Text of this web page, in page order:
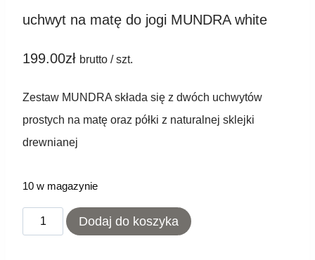
uchwyt na matę do jogi MUNDRA white
199.00zł brutto / szt.
Zestaw MUNDRA składa się z dwóch uchwytów
prostych na matę oraz półki z naturalnej sklejki
drewnianej
10 w magazynie
ilość
Dodaj do koszyka